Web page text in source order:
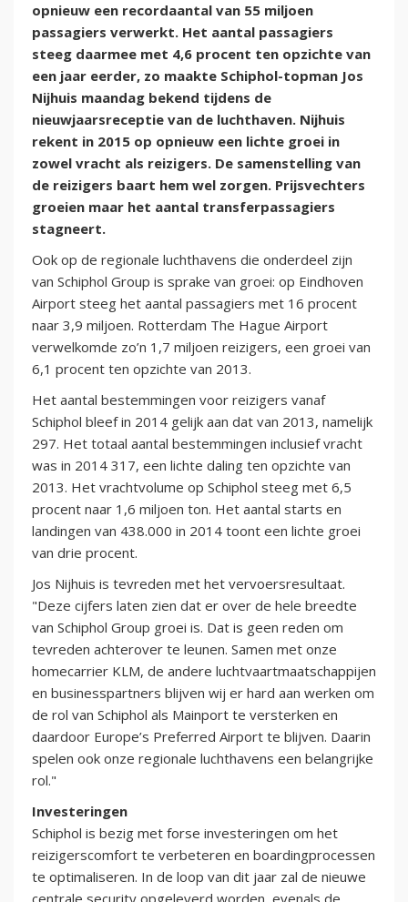
opnieuw een recordaantal van 55 miljoen
passagiers verwerkt. Het aantal passagiers
steeg daarmee met 4,6 procent ten opzichte van
een jaar eerder, zo maakte Schiphol-topman Jos
Nijhuis maandag bekend tijdens de
nieuwjaarsreceptie van de luchthaven. Nijhuis
rekent in 2015 op opnieuw een lichte groei in
zowel vracht als reizigers. De samenstelling van
de reizigers baart hem wel zorgen. Prijsvechters
groeien maar het aantal transferpassagiers
stagneert.
Ook op de regionale luchthavens die onderdeel zijn
van Schiphol Group is sprake van groei: op Eindhoven
Airport steeg het aantal passagiers met 16 procent
naar 3,9 miljoen. Rotterdam The Hague Airport
verwelkomde zo’n 1,7 miljoen reizigers, een groei van
6,1 procent ten opzichte van 2013.
Het aantal bestemmingen voor reizigers vanaf
Schiphol bleef in 2014 gelijk aan dat van 2013, namelijk
297. Het totaal aantal bestemmingen inclusief vracht
was in 2014 317, een lichte daling ten opzichte van
2013. Het vrachtvolume op Schiphol steeg met 6,5
procent naar 1,6 miljoen ton. Het aantal starts en
landingen van 438.000 in 2014 toont een lichte groei
van drie procent.
Jos Nijhuis is tevreden met het vervoersresultaat.
"Deze cijfers laten zien dat er over de hele breedte
van Schiphol Group groei is. Dat is geen reden om
tevreden achterover te leunen. Samen met onze
homecarrier KLM, de andere luchtvaartmaatschappijen
en businesspartners blijven wij er hard aan werken om
de rol van Schiphol als Mainport te versterken en
daardoor Europe’s Preferred Airport te blijven. Daarin
spelen ook onze regionale luchthavens een belangrijke
rol."
Investeringen
Schiphol is bezig met forse investeringen om het
reizigerscomfort te verbeteren en boardingprocessen
te optimaliseren. In de loop van dit jaar zal de nieuwe